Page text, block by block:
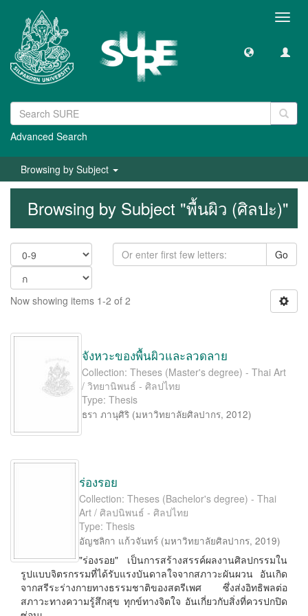
Advanced Search
Browsing by Subject
Browsing by Subject "พื้นผิว (ศิลปะ)"
Go
Now showing items 1-2 of 2
จังหวะของพื้นผิวและลวดลาย
Collection: Theses (Master's degree) - Thai Art
/ วิทยานิพนธ์ - ศิลปไทย
Type: Thesis
ธรา ภานุศิริ (มหาวิทยาลัยศิลปากร,2012)
ร่องรอย
Collection: Theses (Bachelor's degree) - Thai
Art / ศิลปนิพนธ์ - ศิลปไทย
Type: Thesis
อัญชลิกา แก้วจันทร์ (มหาวิทยาลัยศิลปากร, 2019)
"ร่องรอย" เป็นการสร้างสรรค์ผลงานศิลปกรรมใน
รูปแบบจิตรกรรมที่ได้รับแรงบันดาลใจจากสภาวะผันผวน อันเกิด
จากสรีระร่างกายทางธรรมชาติของสตรีเพศ ซึ่งส่งอิทธิพลต่อ
สภาวะทางความรู้สึกสุข ทุกข์ทางจิตใจ อันเกี่ยวกับสิ่งที่ควรปกปิด